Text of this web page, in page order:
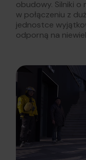
obudowy. Silniki o
w połączeniu z
jednostce
odporną na